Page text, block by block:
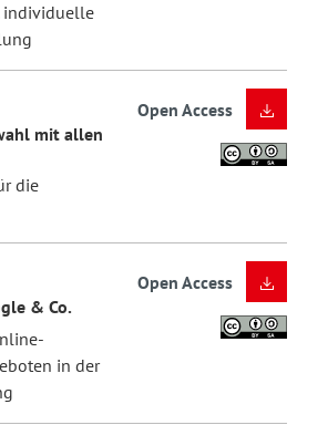
individuelle
mit allen
die
Open Access
& Co.
in der
Open Access